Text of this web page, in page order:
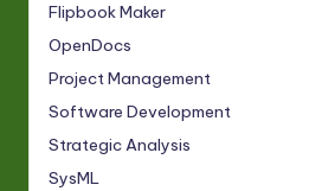
Flipbook Maker
OpenDocs
Project Management
Software Development
Strategic Analysis
SysML